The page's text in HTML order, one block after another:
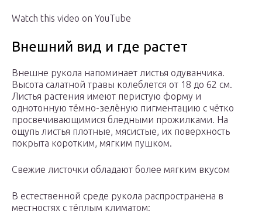
Watch this video on YouTube
Внешний вид и где растет
Внешне рукола напоминает листья одуванчика.
Высота салатной травы колеблется от 18 до 62 см.
Листья растения имеют перистую форму и
однотонную тёмно-зелёную пигментацию с чётко
просвечивающимися бледными прожилками. На
ощупь листья плотные, мясистые, их поверхность
покрыта коротким, мягким пушком.
Свежие листочки обладают более мягким вкусом
В естественной среде рукола распространена в
местностях с тёплым климатом: